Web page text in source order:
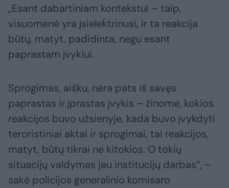
„Esant dabartiniam kontekstui – taip,
visuomenė yra įsielektrinusi, ir ta reakcija
būtų, matyt, padidinta, negu esant
paprastam įvykiui.
Sprogimas, aišku, nėra pats iš savęs
paprastas ir įprastas įvykis – žinome, kokios
reakcijos buvo užsienyje, kada buvo įvykdyti
teroristiniai aktai ir sprogimai, tai reakcijos,
matyt, būtų tikrai ne kitokios. O tokių
situacijų valdymas jau institucijų darbas“, –
sakė policijos generalinio komisaro